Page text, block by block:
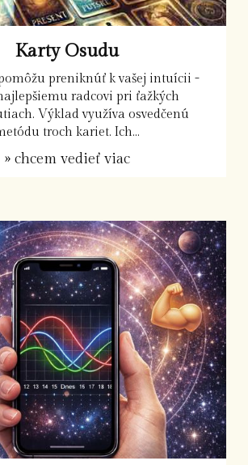
Karty Osudu
preniknúť k vašej intuícii -
radcovi pri ťažkých
Výklad využíva osvedčenú
troch kariet. Ich...
» chcem vedieť viac